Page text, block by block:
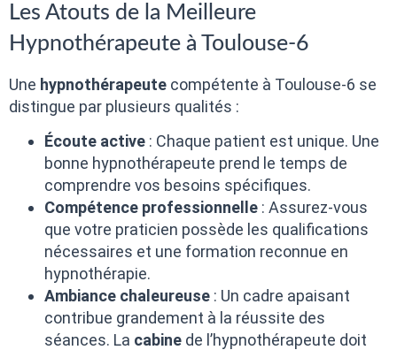
Les Atouts de la Meilleure
Hypnothérapeute à Toulouse-6
Une hypnothérapeute compétente à Toulouse-6 se
distingue par plusieurs qualités :
Écoute active : Chaque patient est unique. Une
bonne hypnothérapeute prend le temps de
comprendre vos besoins spécifiques.
Compétence professionnelle : Assurez-vous
que votre praticien possède les qualifications
nécessaires et une formation reconnue en
hypnothérapie.
Ambiance chaleureuse : Un cadre apaisant
contribue grandement à la réussite des
séances. La cabine de l’hypnothérapeute doit